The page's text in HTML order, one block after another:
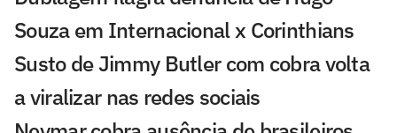
Souza em Internacional x Corinthians
Susto de Jimmy Butler com cobra volta
a viralizar nas redes sociais